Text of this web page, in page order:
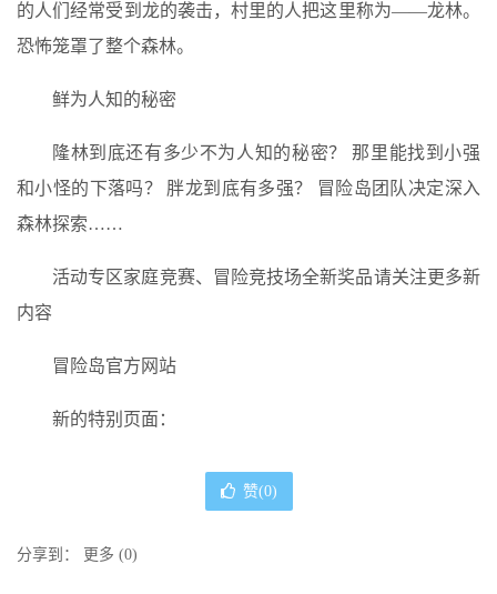
的人们经常受到龙的袭击，村里的人把这里称为——龙林。
恐怖笼罩了整个森林。
鲜为人知的秘密
隆林到底还有多少不为人知的秘密？ 那里能找到小强
和小怪的下落吗？ 胖龙到底有多强？ 冒险岛团队决定深入
森林探索……
活动专区家庭竞赛、冒险竞技场全新奖品请关注更多新
内容
冒险岛官方网站
新的特别页面：
赞(0)
分享到： 更多 (0)